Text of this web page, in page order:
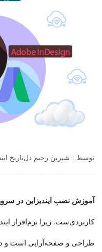
توسط : شیرین رحیم دلتاریخ انتشار :
آموزش نصب ایندیزاین در
کاربردی‌ست. زیرا نرم‌افزار
طراحی و صفحه‌آرایی است و